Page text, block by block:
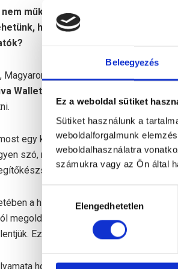
Beleegyezés
Ez a weboldal sütiket
Sütiket használunk a
weboldalforgalmunk
weboldalhasználatra
számukra vagy az Ön által
kiválasztásaElengedhetetlen
működik. Ilyenkor minden perc
ha elromlik a terminál, és
is aktív szolgáltatók
Wallet,
egy külön témát emelünk ki: mi
szó, meghibásodás bármikor
döntő lehet.
a hibaelhárítás azonnal a
megoldani a problémát. Ha ez nem
Ez az egyik leggyorsabb és
hosszabb, mert a hibás